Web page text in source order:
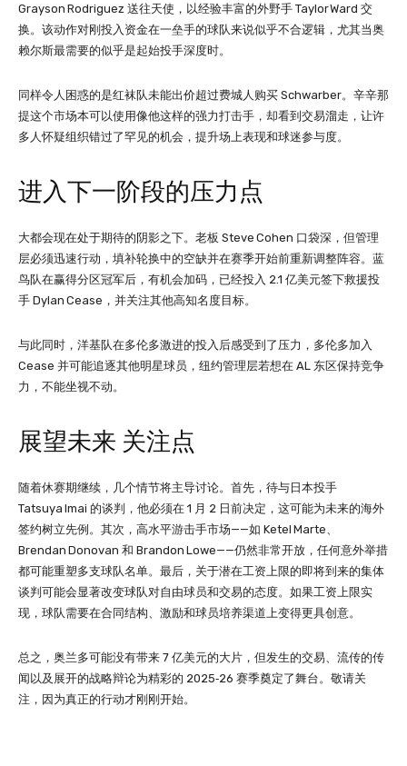
Grayson Rodriguez 送往天使，以经验丰富的外野手 Taylor Ward 交
换。该动作对刚投入资金在一垒手的球队来说似乎不合逻辑，尤其当奥
赖尔斯最需要的似乎是起始投手深度时。
同样令人困惑的是红袜队未能出价超过费城人购买 Schwarber。辛辛那
提这个市场本可以使用像他这样的强力打击手，却看到交易溜走，让许
多人怀疑组织错过了罕见的机会，提升场上表现和球迷参与度。
进入下一阶段的压力点
大都会现在处于期待的阴影之下。老板 Steve Cohen 口袋深，但管理
层必须迅速行动，填补轮换中的空缺并在赛季开始前重新调整阵容。蓝
鸟队在赢得分区冠军后，有机会加码，已经投入 2.1 亿美元签下救援投
手 Dylan Cease，并关注其他高知名度目标。
与此同时，洋基队在多伦多激进的投入后感受到了压力，多伦多加入
Cease 并可能追逐其他明星球员，纽约管理层若想在 AL 东区保持竞争
力，不能坐视不动。
展望未来 关注点
随着休赛期继续，几个情节将主导讨论。首先，待与日本投手
Tatsuya Imai 的谈判，他必须在 1 月 2 日前决定，这可能为未来的海外
签约树立先例。其次，高水平游击手市场——如 Ketel Marte、
Brendan Donovan 和 Brandon Lowe——仍然非常开放，任何意外举措
都可能重塑多支球队名单。最后，关于潜在工资上限的即将到来的集体
谈判可能会显著改变球队对自由球员和交易的态度。如果工资上限实
现，球队需要在合同结构、激励和球员培养渠道上变得更具创意。
总之，奥兰多可能没有带来 7 亿美元的大片，但发生的交易、流传的传
闻以及展开的战略辩论为精彩的 2025‑26 赛季奠定了舞台。敬请关
注，因为真正的行动才刚刚开始。